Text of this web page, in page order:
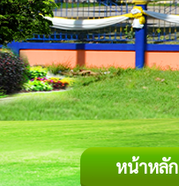
หน้าหลัก